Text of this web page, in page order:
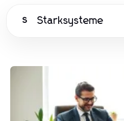
S Starksysteme